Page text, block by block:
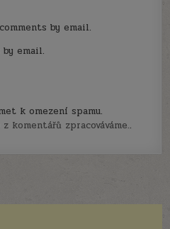
by email.
email.
k omezení spamu.
komentářů zpracováváme..